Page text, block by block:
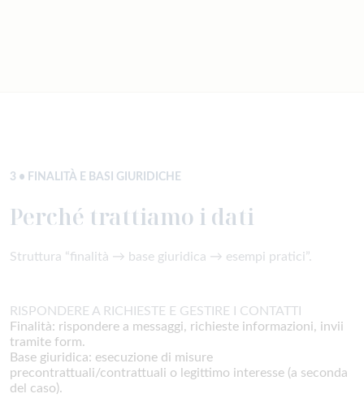
3 • FINALITÀ E BASI GIURIDICHE
Perché trattiamo i dati
Struttura “finalità → base giuridica → esempi pratici”.
RISPONDERE A RICHIESTE E GESTIRE I CONTATTI
Finalità: rispondere a messaggi, richieste informazioni, invii
tramite form.
Base giuridica: esecuzione di misure
precontrattuali/contrattuali o legittimo interesse (a seconda
del caso).